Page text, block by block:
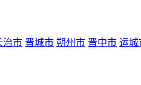
治市 晋城市 朔州市 晋中市 运城